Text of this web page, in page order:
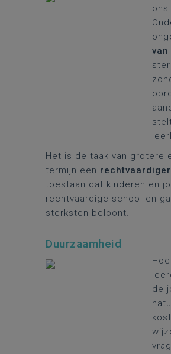
Het is de taak van grotere
termijn een
toestaan dat kinderen en
rechtvaardige school en
sterksten beloont.
Duurzaamheid
de